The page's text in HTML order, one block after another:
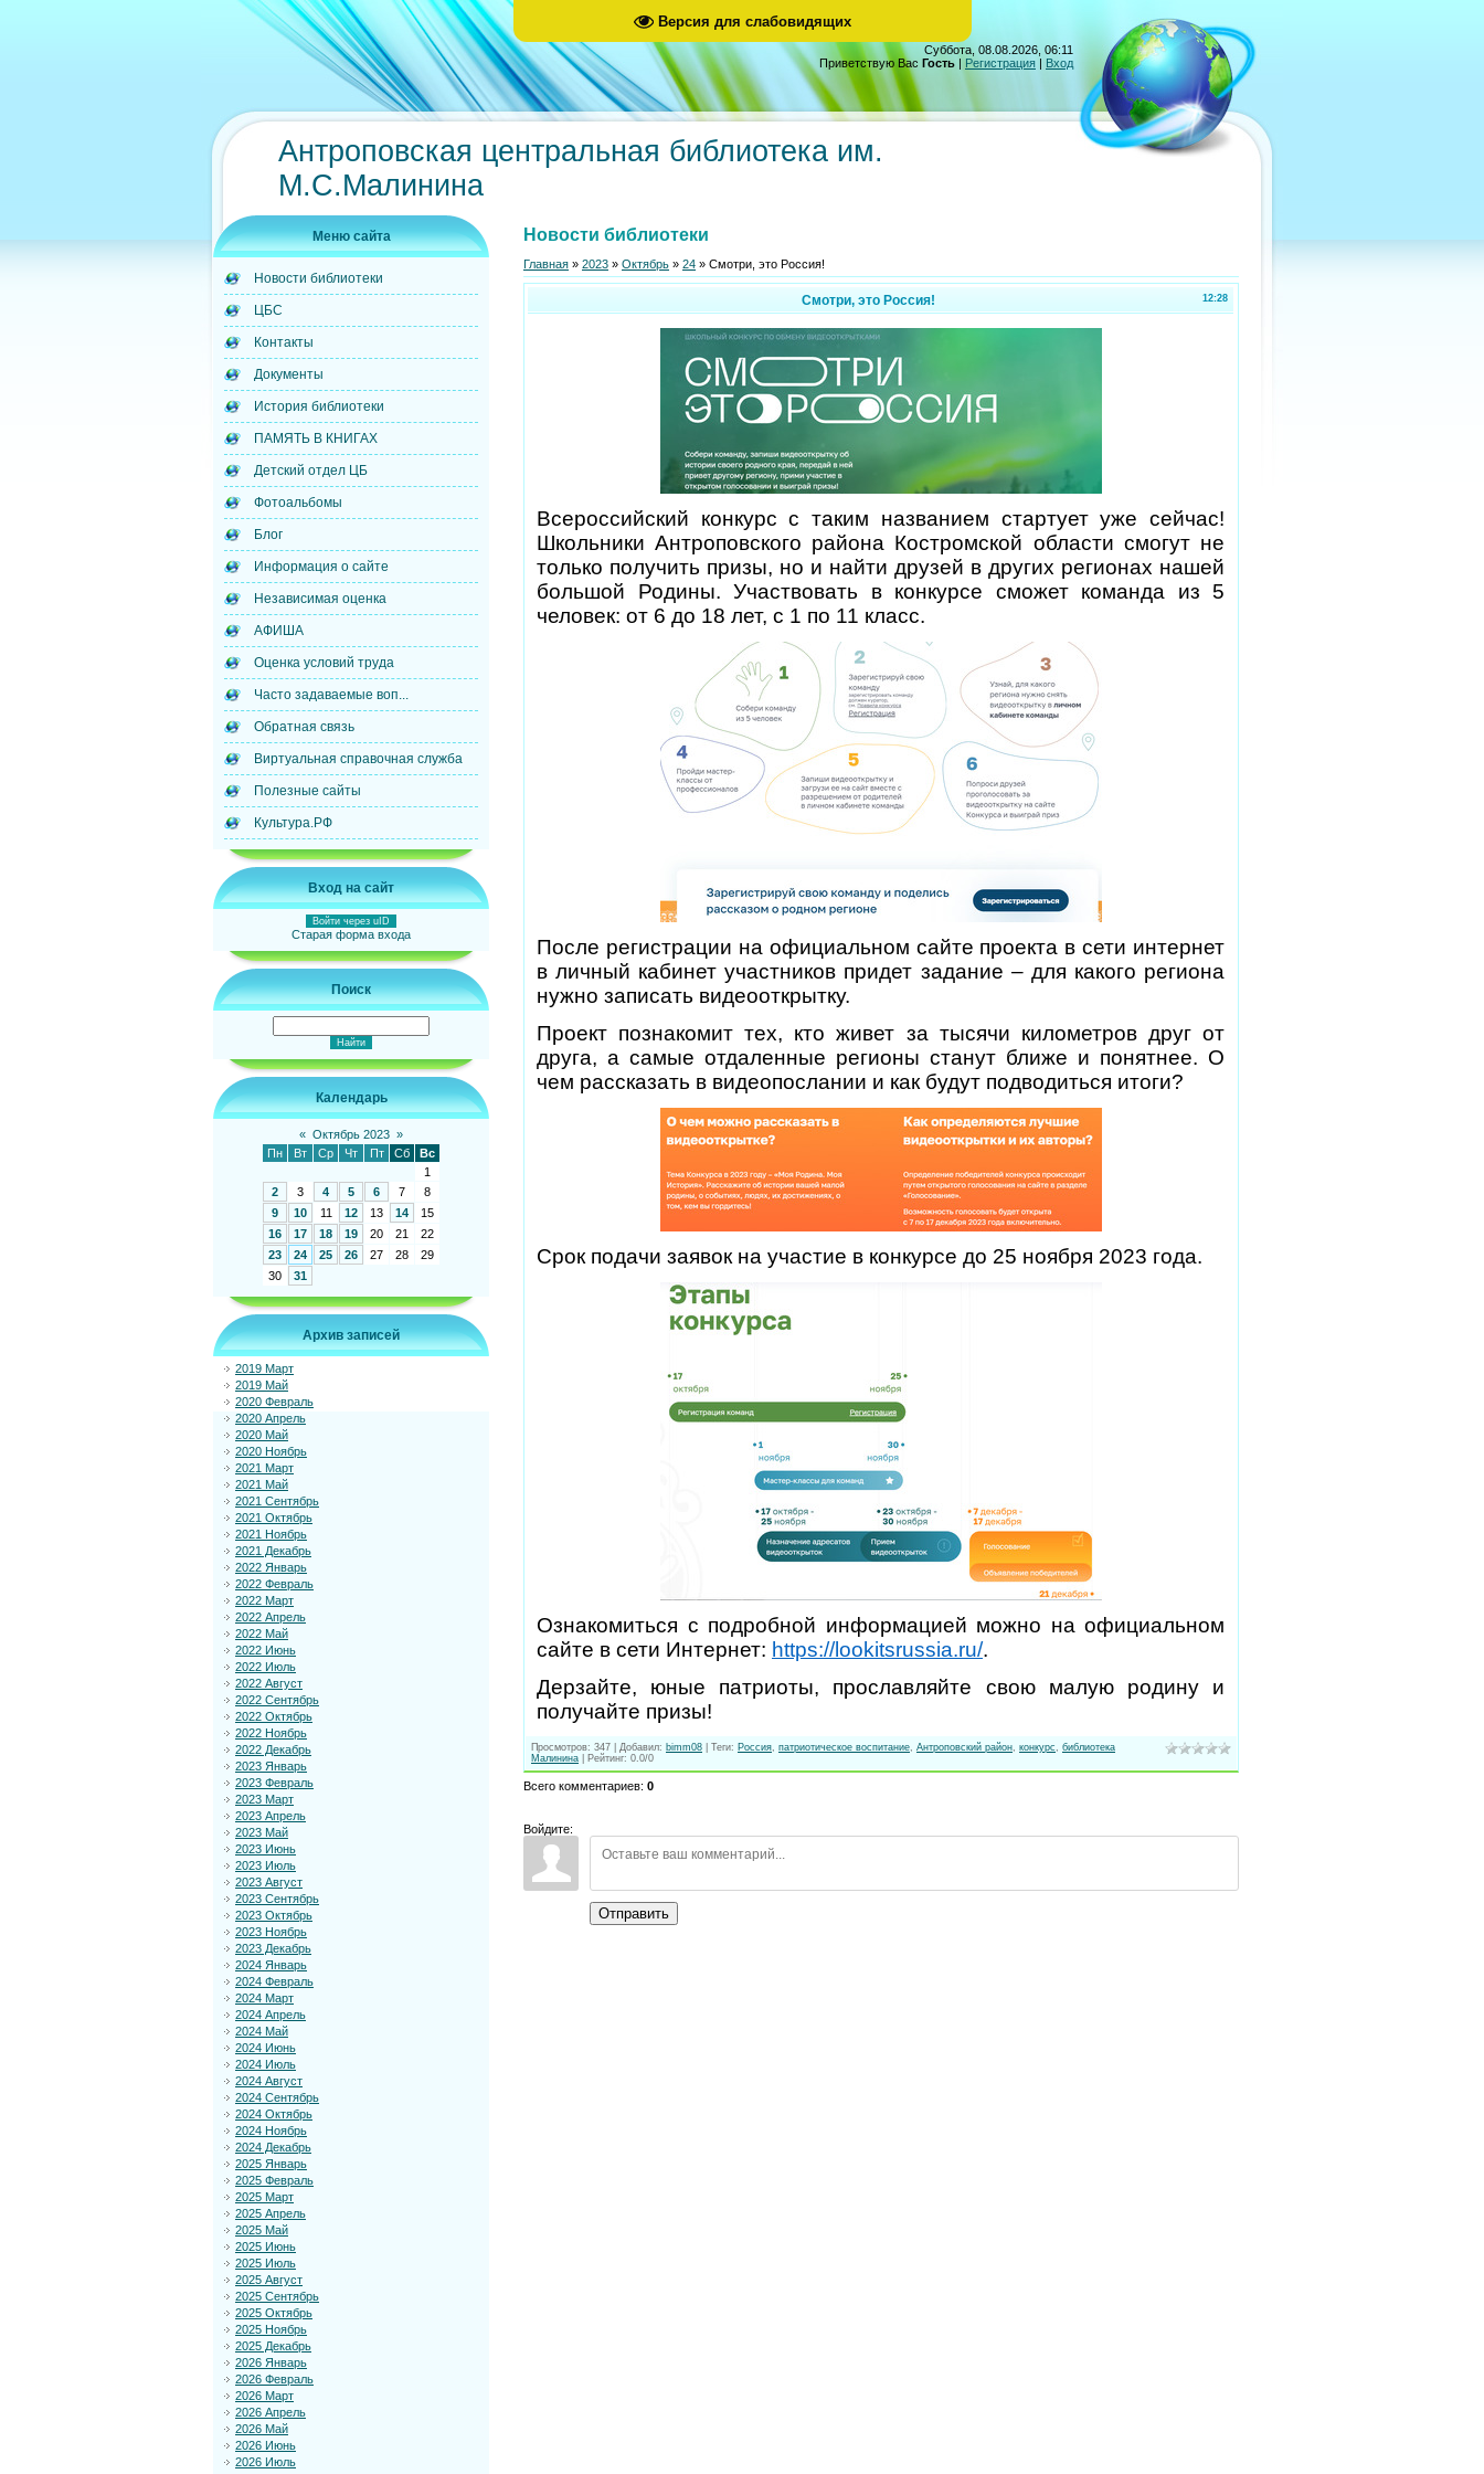
Версия для слабовидящих
Суббота, 08.08.2026, 06:11
Приветствую Вас Гость | Регистрация | Вход
Антроповская центральная библиотека им.
М.С.Малинина
Меню сайта
Новости библиотеки
ЦБС
Контакты
Документы
История библиотеки
ПАМЯТЬ В КНИГАХ
Детский отдел ЦБ
Фотоальбомы
Блог
Информация о сайте
Независимая оценка
АФИША
Оценка условий труда
Часто задаваемые воп...
Обратная связь
Виртуальная справочная служба
Полезные сайты
Культура.РФ
Вход на сайт
Войти через uID
Старая форма входа
Поиск
Календарь
« Октябрь 2023 »
Пн
Вт Ср Чт Пт Сб
Вс
1
2
3 4 5 6 7
8
9
10 11 12 13 14
15
16
17 18 19 20 21
22
23
24 25 26 27 28
29
30
31
Архив записей
2019 Март
2019 Май
2020 Февраль
2020 Апрель
2020 Май
2020 Ноябрь
2021 Март
2021 Май
2021 Сентябрь
2021 Октябрь
2021 Ноябрь
2021 Декабрь
2022 Январь
2022 Февраль
2022 Март
2022 Апрель
2022 Май
2022 Июнь
2022 Июль
2022 Август
2022 Сентябрь
2022 Октябрь
2022 Ноябрь
2022 Декабрь
2023 Январь
2023 Февраль
2023 Март
2023 Апрель
2023 Май
2023 Июнь
2023 Июль
2023 Август
2023 Сентябрь
2023 Октябрь
2023 Ноябрь
2023 Декабрь
2024 Январь
2024 Февраль
2024 Март
2024 Апрель
2024 Май
2024 Июнь
2024 Июль
2024 Август
2024 Сентябрь
2024 Октябрь
2024 Ноябрь
2024 Декабрь
2025 Январь
2025 Февраль
2025 Март
2025 Апрель
2025 Май
2025 Июнь
2025 Июль
2025 Август
2025 Сентябрь
2025 Октябрь
2025 Ноябрь
2025 Декабрь
2026 Январь
2026 Февраль
2026 Март
2026 Апрель
2026 Май
2026 Июнь
2026 Июль
Новости библиотеки
Главная » 2023 » Октябрь » 24 » Смотри, это Россия!
12:28
Смотри, это Россия!
Всероссийский конкурс с таким названием стартует уже сейчас!
Школьники Антроповского района Костромской области смогут не
только получить призы, но и найти друзей в других регионах нашей
большой Родины. Участвовать в конкурсе сможет команда из 5
человек: от 6 до 18 лет, с 1 по 11 класс.
После регистрации на официальном сайте проекта в сети интернет
в личный кабинет участников придет задание – для какого региона
нужно записать видеооткрытку.
Проект познакомит тех, кто живет за тысячи километров друг от
друга, а самые отдаленные регионы станут ближе и понятнее. О
чем рассказать в видеопослании и как будут подводиться итоги?
Срок подачи заявок на участие в конкурсе до 25 ноября 2023 года.
Ознакомиться с подробной информацией можно на официальном
сайте в сети Интернет: https://lookitsrussia.ru/.
Дерзайте, юные патриоты, прославляйте свою малую родину и
получайте призы!
Просмотров: 347 Добавил: bimm08 Теги: Россия, патриотическое воспитание, Антроповский район, конкурс, библиотека
Малинина
Рейтинг: 0.0/0
Всего комментариев: 0
Войдите:
Отправить